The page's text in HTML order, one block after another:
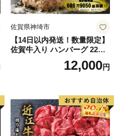
佐賀県神埼市
【14日以内発送！数量限定】
佐賀牛入り ハンバーグ 22個
2.6kg(120g×22個)【佐賀牛
黒毛和牛 ブランド牛 九州 ハ
気】(H083106)
12,000円